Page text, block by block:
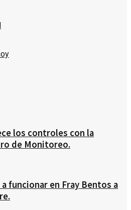
los controles con la
de Monitoreo.
funcionar en Fray Bentos a